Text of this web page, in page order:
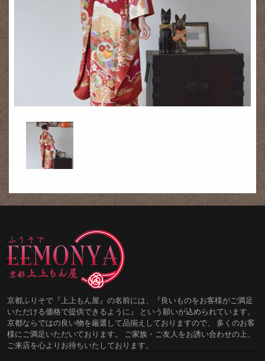
京都ふりそで『上上もん屋』の名前には、『良いものをお客様がご満足
いただける価格で提供できるように』 という願いが込められています。
京都ならではの良い物を厳選して品揃えしておりますので、 多くのお客
様にご満足いただいております。 ご家族・ご友人をお誘い合わせの上、
ご来店を心よりお待ちいたしております。